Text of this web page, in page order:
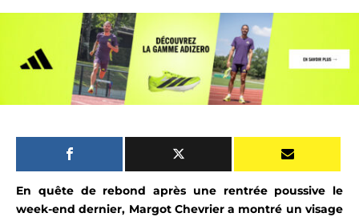
En quête de rebond après une rentrée poussive le
week-end dernier, Margot Chevrier a montré un visage